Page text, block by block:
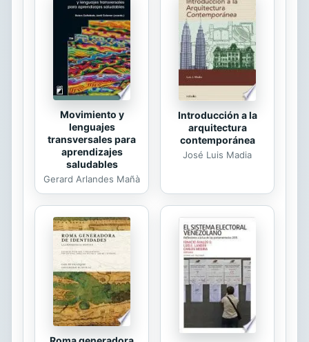
político. Extraído de la presentación
Movimiento y
lenguajes
transversales para
aprendizajes
saludables
Gerard Arlandes Mañà
Introducción a la
arquitectura
contemporánea
José Luis Madia